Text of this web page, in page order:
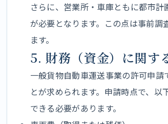
さらに、営業所・車庫ともに都市
が必要となります。この点は事前
ます。
5. 財務（資金）に関す
一般貨物自動車運送事業の許可申請
とが求められます。申請時点で、
できる必要があります。